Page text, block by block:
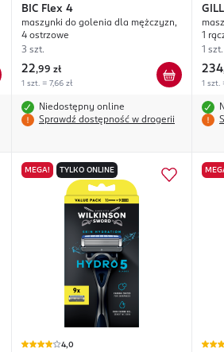
BIC Flex 4
maszynki do golenia dla mężczyzn,
4 ostrzowe
3 szt.
22,99 zł
1 szt. = 7,66 zł
Niedostępny online
Sprawdź dostępność w drogerii
1
1 szt.
234
1 szt.
MEGA! TYLKO ONLINE
4,0